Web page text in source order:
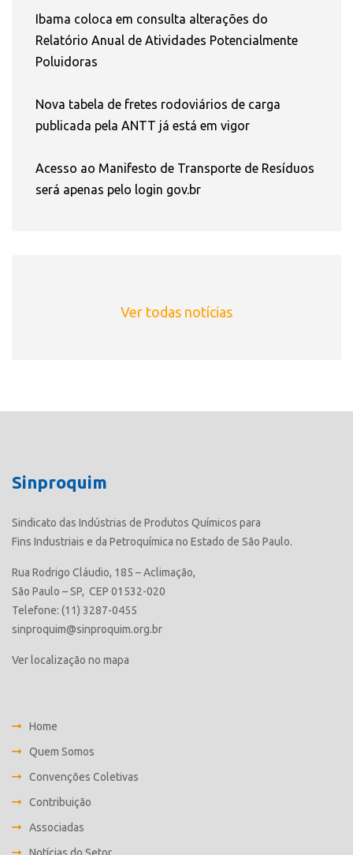
Ibama coloca em consulta alterações do
Relatório Anual de Atividades Potencialmente
Poluidoras
Nova tabela de fretes rodoviários de carga
publicada pela ANTT já está em vigor
Acesso ao Manifesto de Transporte de Resíduos
será apenas pelo login gov.br
Ver todas notícias
Sinproquim
Sindicato das Indústrias de Produtos Químicos para
Fins Industriais e da Petroquímica no Estado de São Paulo.
Rua Rodrigo Cláudio, 185 – Aclimação,
São Paulo – SP, CEP 01532-020
Telefone: (11) 3287-0455
sinproquim@sinproquim.org.br
Ver localização no mapa
Home
Quem Somos
Convenções Coletivas
Contribuição
Associadas